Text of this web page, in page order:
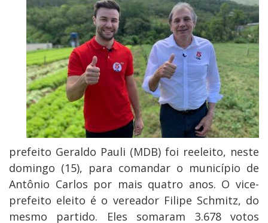
prefeito Geraldo Pauli (MDB) foi reeleito, neste
domingo (15), para comandar o município de
Antônio Carlos por mais quatro anos. O vice-
prefeito eleito é o vereador Filipe Schmitz, do
mesmo partido. Eles somaram 3.678 votos